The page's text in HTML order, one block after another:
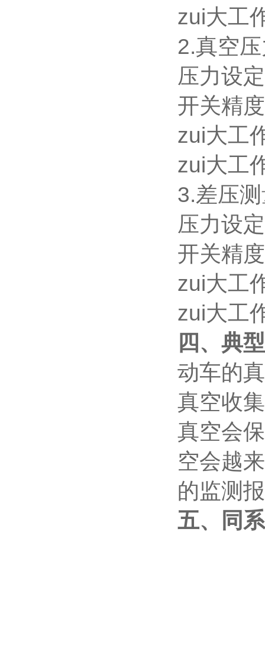
zui大工
2.真空
压力设
开关精
zui大工
zui大工
3.差压
压力设
开关精
zui大工
zui大工
四、典
动车的
真空收
真空会
空会越
的监测
五、同